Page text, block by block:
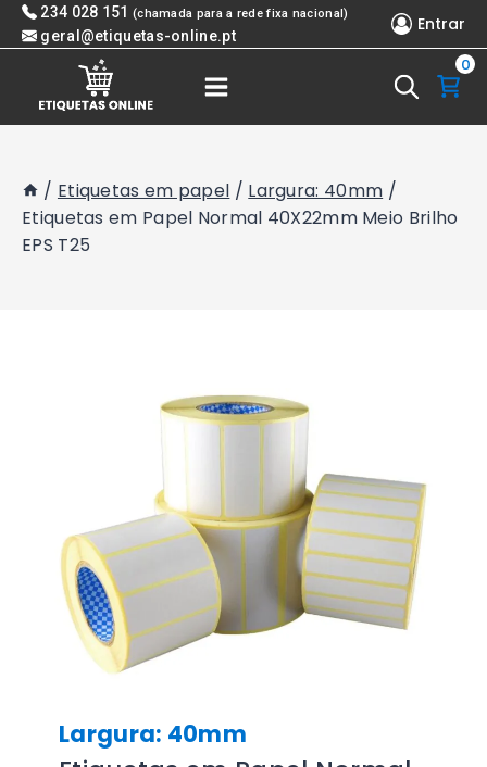
Skip 234 028 151 (chamada para a rede fixa nacional)
geral@etiquetas-online.pt
Entrar
0
/ Etiquetas em papel / Largura: 40mm /
Etiquetas em Papel Normal 40X22mm Meio Brilho
EPS T25
Largura: 40mm